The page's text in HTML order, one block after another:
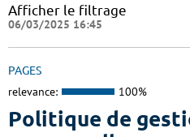
Afficher le filtrage
06/03/2025 16:45
PAGES
relevance: 100%
Politique de